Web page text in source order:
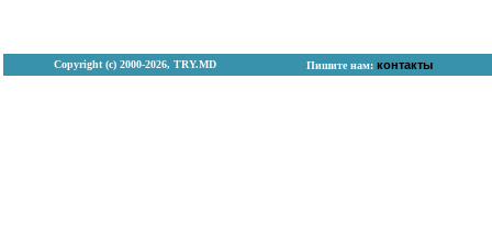
Copyright (с) 2000-2026, TRY.MD Пишите нам: контакты